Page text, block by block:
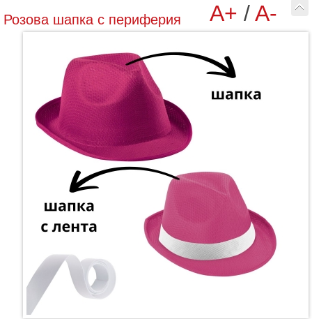
A+ /A-
Розова шапка с периферия